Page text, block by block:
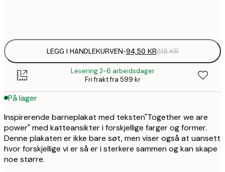
LEGG I HANDLEKURVEN-94,50 KR315 KR
Levering 3-6 arbeidsdager
Fri frakt fra 599 kr
På lager
Inspirerende barneplakat med teksten"Together we are
power" med katteansikter i forskjellige farger og former.
Denne plakaten er ikke bare søt, men viser også at uansett
hvor forskjellige vi er så er i sterkere sammen og kan skape
noe større.